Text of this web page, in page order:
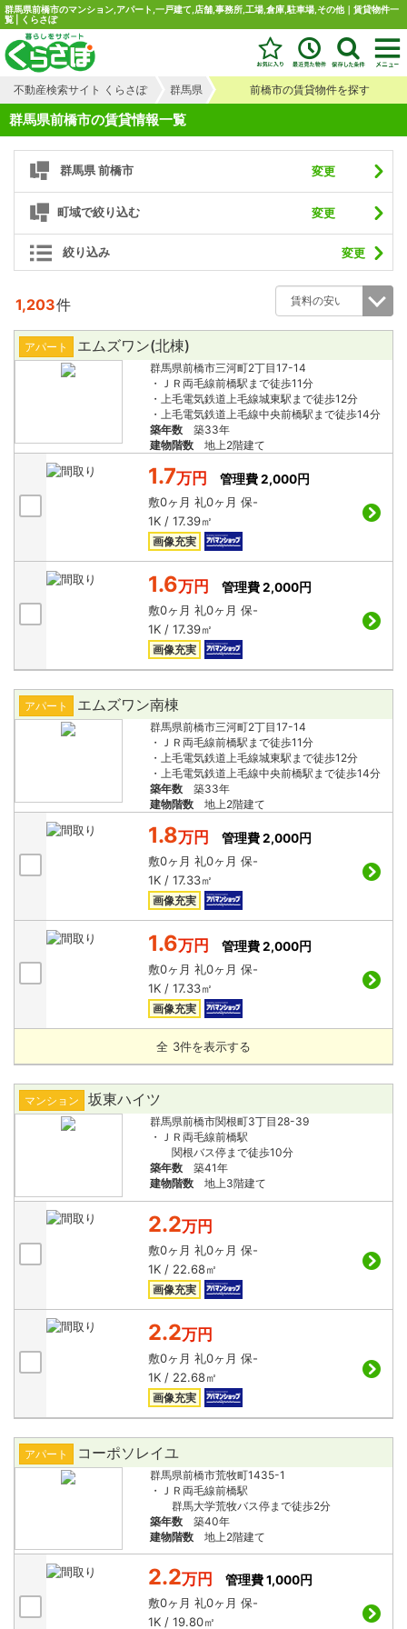
群馬県前橋市のマンション,アパート,一戸建て,店舗,事務所,工場,倉庫,駐車場,その他｜賃貸物件一
覧 | くらさぽ
不動産検索サイト くらさぽ 群馬県 前橋市の賃貸物件を探す
群馬県前橋市の賃貸情報一覧
1,203件
アパート エムズワン(北棟)
群馬県前橋市三河町2丁目17-14
・ＪＲ両毛線前橋駅まで徒歩11分
・上毛電気鉄道上毛線城東駅まで徒歩12分
・上毛電気鉄道上毛線中央前橋駅まで徒歩14分
築年数
築33年
建物階数
地上2階建て
1.7万円
管理費 2,000円
敷0ヶ月 礼0ヶ月 保-
1K / 17.39㎡
画像充実
1.6万円
管理費 2,000円
敷0ヶ月 礼0ヶ月 保-
1K / 17.39㎡
画像充実
アパート エムズワン南棟
群馬県前橋市三河町2丁目17-14
・ＪＲ両毛線前橋駅まで徒歩11分
・上毛電気鉄道上毛線城東駅まで徒歩12分
・上毛電気鉄道上毛線中央前橋駅まで徒歩14分
築年数
築33年
建物階数
地上2階建て
1.8万円
管理費 2,000円
敷0ヶ月 礼0ヶ月 保-
1K / 17.33㎡
画像充実
1.6万円
管理費 2,000円
敷0ヶ月 礼0ヶ月 保-
1K / 17.33㎡
画像充実
全 3件を表示する
マンション 坂東ハイツ
群馬県前橋市関根町3丁目28-39
・ＪＲ両毛線前橋駅
関根バス停まで徒歩10分
築年数
築41年
建物階数
地上3階建て
2.2万円
敷0ヶ月 礼0ヶ月 保-
1K / 22.68㎡
画像充実
2.2万円
敷0ヶ月 礼0ヶ月 保-
1K / 22.68㎡
画像充実
アパート コーポソレイユ
群馬県前橋市荒牧町1435-1
・ＪＲ両毛線前橋駅
群馬大学荒牧バス停まで徒歩2分
築年数
築40年
建物階数
地上2階建て
2.2万円
管理費 1,000円
敷0ヶ月 礼0ヶ月 保-
1K / 19.80㎡
群馬県 前橋市 変更
町域で絞り込む 変更
絞り込み 変更